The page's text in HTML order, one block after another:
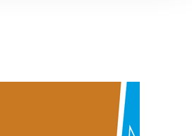
Zure datuak nork eta zertarako